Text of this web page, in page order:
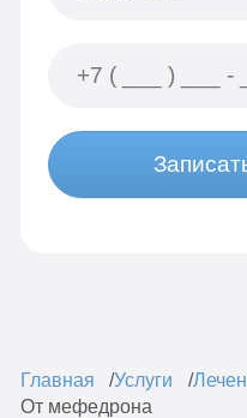
Главная Услуги
От мефедрона